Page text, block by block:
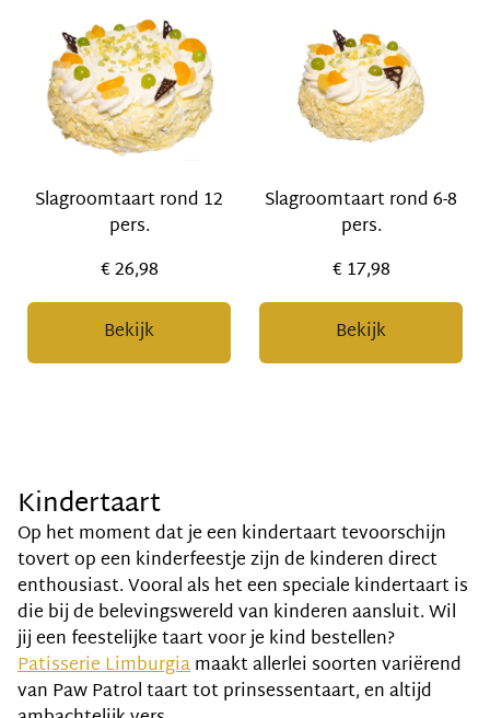
Slagroomtaart rond 12
pers.
€ 26,98
Bekijk
Slagroomtaart rond 6-8
pers.
€ 17,98
Bekijk
Kindertaart
Op het moment dat je een kindertaart tevoorschijn
tovert op een kinderfeestje zijn de kinderen direct
enthousiast. Vooral als het een speciale kindertaart is
die bij de belevingswereld van kinderen aansluit. Wil
jij een feestelijke taart voor je kind bestellen?
Patisserie Limburgiamaakt allerlei soorten variërend
van Paw Patrol taart tot prinsessentaart, en altijd